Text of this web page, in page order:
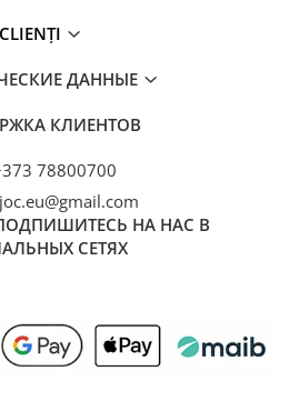
CLIENȚI
ДАННЫЕ
КЛИЕНТОВ
78800700
НА НАС В
СЕТЯХ